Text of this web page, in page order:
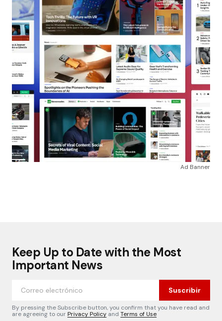
Ad Banner
Keep Up to Date with the Most
Important News
Suscribir
By pressing the Subscribe button, you confirm that you have read and
are agreeing to ourPrivacy Policy and Terms of Use